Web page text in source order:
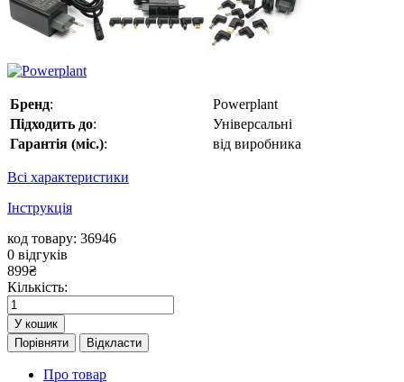
Бренд:
Powerplant
Підходить до:
Універсальні
Гарантія (міс.): від виробника
Всі характеристики
Інструкція
код товару: 36946
0 відгуків
899₴
Кількість:
У кошик
Порівняти
Відкласти
Про товар